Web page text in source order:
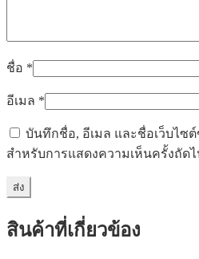
ชื่อ *
อีเมล *
บันทึกชื่อ, อีเมล และชื่อเว็บไซ
สำหรับการแสดงความเห็นครั้งถัดไ
สินค้าที่เกี่ยวข้อง